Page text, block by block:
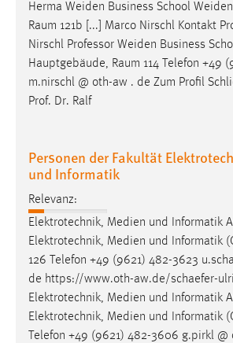
Herma Weiden Business School
Raum 121b [...] Marco Nirschl Kontakt
Nirschl Professor Weiden Business
Hauptgebäude, Raum 114 Telefon +49
m.nirschl @ oth-aw . de Zum Profil
Prof. Dr. Ralf
Personen der Fakultät
und Informatik
Relevanz:
Elektrotechnik, Medien und Informatik
Elektrotechnik, Medien und Informatik
126 Telefon +49 (9621) 482-3623
de https://www.oth-aw.de/schaefer-
Elektrotechnik, Medien und Informatik
Elektrotechnik, Medien und Informatik
Telefon +49 (9621) 482-3606 g.pirkl @